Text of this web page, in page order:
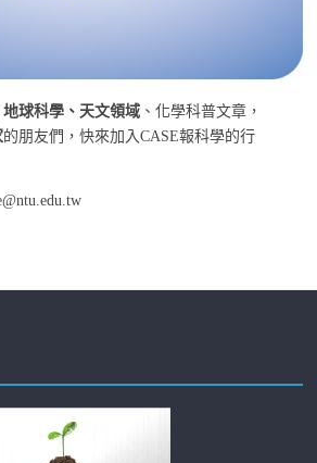
地球科學、天文領域 、化學科普文章，
的朋友們，快來加入CASE報科學的行